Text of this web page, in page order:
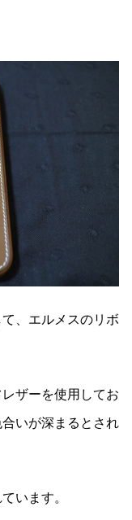
、エルメスのリボ
ザーを使用してお
いが深まるとされ
います。